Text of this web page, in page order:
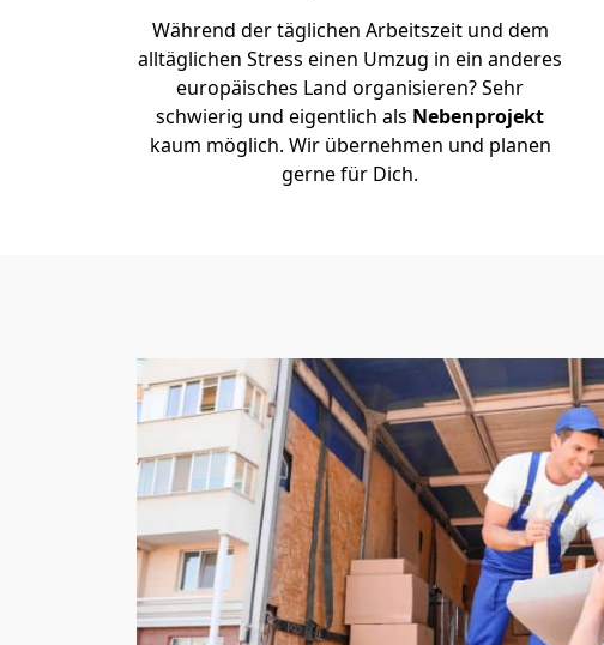
Während der täglichen Arbeitszeit und dem
alltäglichen Stress einen Umzug in ein anderes
europäisches Land organisieren? Sehr
schwierig und eigentlich als Nebenprojekt
kaum möglich. Wir übernehmen und planen
gerne für Dich.